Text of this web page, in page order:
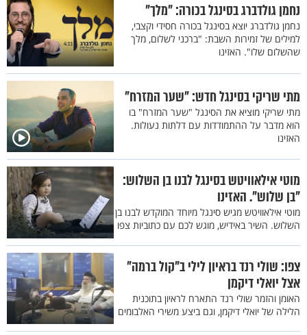
נחמן גולדברג בסינגל בכורה: "מלך"
נחמן גולדברג יוצא בסינגל בכורה חסידי וקצבי,
למילים של זמירות השבת: "ברכני לשלום, מלך
שהשלום שלו". האזינו
מתי שריקי בסינגל חדש: "שער המזרח"
מתי שריקי מוציא את הסינגל "שער המזרח" בו
הוא מדבר על ההתמודדות עם דלתות נעולות.
האזינו
מוטי אילאוויטש בסינגל לבנו בן השלוש:
"בן שלוש". האזינו
מוטי אילאוויטש מגיש סינגל מיוחד המוקדש לבנו בן
השלוש. השיר באידיש, מוגש לכם עם כתוביות צפו
צפו: שולי רנד בראיון לילי ב"קול ברמה"
אצל יואלי דיקמן
האומן והזמר שולי רנד התארח לראיון בתוכנית
הלילה של יואלי דיקמן, וגם ביצע משירי האלבומים